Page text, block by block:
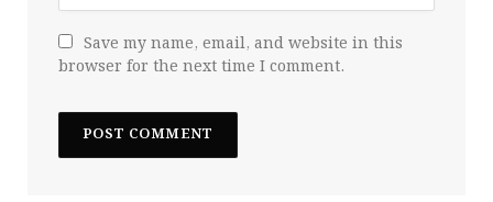
Save my name, email, and website in this
browser for the next time I comment.